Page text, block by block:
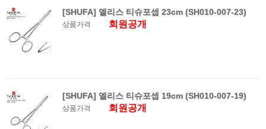
[SHUFA] 엘리스 티슈포셉 23cm (SH010-007-23)
상품가격 회원공개
[SHUFA] 엘리스 티슈포셉 19cm (SH010-007-19)
상품가격 회원공개